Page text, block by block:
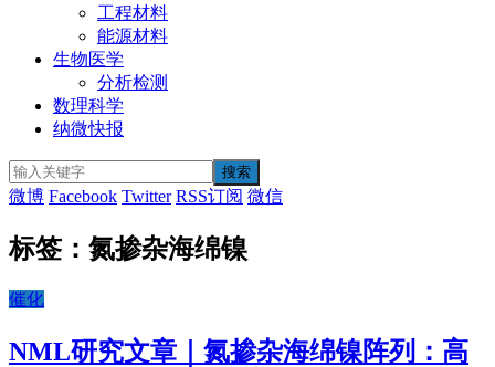
工程材料
能源材料
生物医学
分析检测
数理科学
纳微快报
微博 Facebook Twitter RSS订阅 微信
标签：氮掺杂海绵镍
催化
NML研究文章｜氮掺杂海绵镍阵列：高